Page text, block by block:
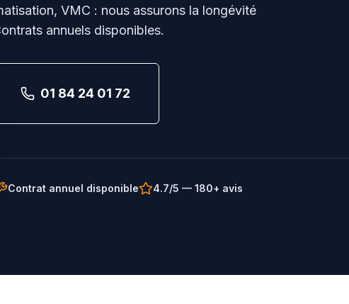
VMC : nous assurons la longévité
annuels disponibles.
01 84 24 01 72
Contrat annuel disponible 4.7/5 — 180+ avis